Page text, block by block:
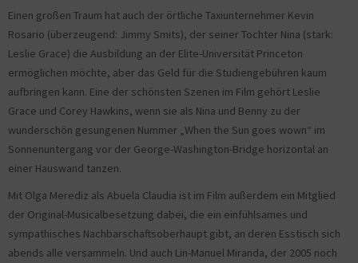
Einen großen Traum hat auch der örtliche Taxiunternehmer Kevin
Rosario (überzeugend: Jimmy Smits), der seiner Tochter Nina (stark:
Leslie Grace) die Ausbildung an der Elite-Universität Princeton
ermöglichen möchte, aber das Geld für die Studiengebühren kaum
aufbringen kann. Eine der schönsten Szenen im Film gehört Leslie
Grace und Corey Hawkins, wenn sie als Nina und Benny zu der
wunderschön gesungenen Nummer „When the Sun goes wown“ im
Sonnenuntergang vor der George-Washington-Bridge horizontal an
einer Hauswand tanzen.
Mit Olga Merediz als Abuela Claudia ist im Film außerdem ein Mitglied
der Original-Musicalbesetzung dabei, die ein einfühlsames und
sympathisches Nachbarschaftsoberhaupt gibt, an deren Esstisch sich
abends alle versammeln. Und auch Lin-Manuel Miranda, der 2005 noch